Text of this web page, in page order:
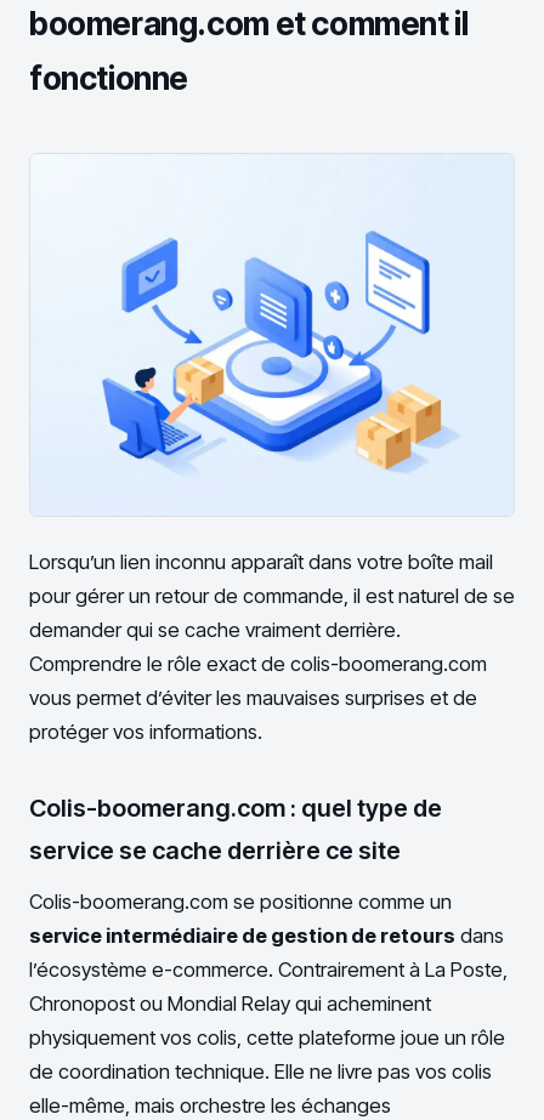
boomerang.com et comment il
fonctionne
Lorsqu’un lien inconnu apparaît dans votre boîte mail
pour gérer un retour de commande, il est naturel de se
demander qui se cache vraiment derrière.
Comprendre le rôle exact de colis-boomerang.com
vous permet d’éviter les mauvaises surprises et de
protéger vos informations.
Colis-boomerang.com : quel type de
service se cache derrière ce site
Colis-boomerang.com se positionne comme un
service intermédiaire de gestion de retours dans
l’écosystème e-commerce. Contrairement à La Poste,
Chronopost ou Mondial Relay qui acheminent
physiquement vos colis, cette plateforme joue un rôle
de coordination technique. Elle ne livre pas vos colis
elle-même, mais orchestre les échanges